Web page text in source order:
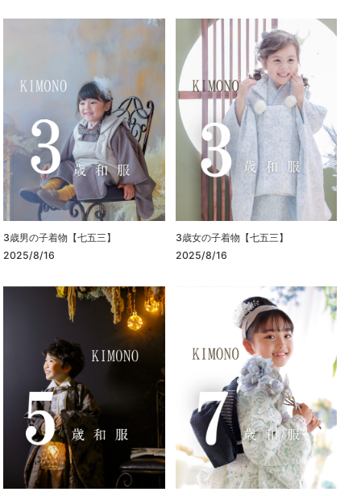
3歳男の子着物【七五三】
2025/8/16
3歳女の子着物【七五三】
2025/8/16